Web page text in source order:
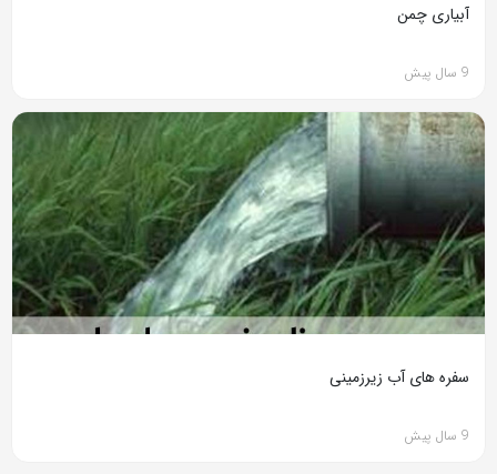
آبیاری چمن
9 سال پیش
سفره های آب زیرزمینی
9 سال پیش